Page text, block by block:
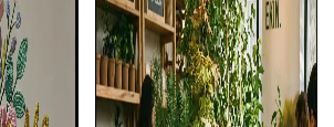
Peyzaj Galeri